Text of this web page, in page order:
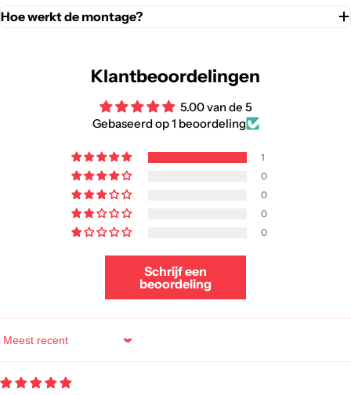
Hoe werkt de montage?
Klantbeoordelingen
5.00 van de 5
Gebaseerd op 1 beoordeling
1
0
0
0
0
Schrijf een
beoordeling
Sort by